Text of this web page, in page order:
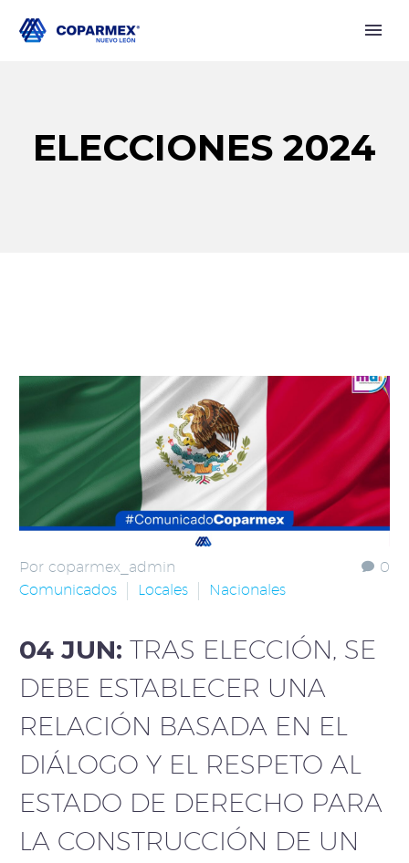
ELECCIONES 2024
0
Por coparmex_admin
Comunicados
Locales Nacionales
04 JUN: TRAS ELECCIÓN, SE
DEBE ESTABLECER UNA
RELACIÓN BASADA EN EL
DIÁLOGO Y EL RESPETO AL
ESTADO DE DERECHO PARA
LA CONSTRUCCIÓN DE UN